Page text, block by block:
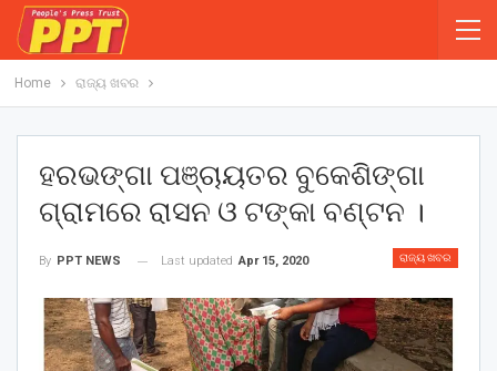
Home ରାଜ୍ୟ ଖବର
ହରଭଙ୍ଗା ପଞ୍ଚାୟତର ବୁକେଶିଙ୍ଗା
ଗ୍ରାମରେ ରାସନ ଓ ଟଙ୍କା ବଣ୍ଟନ ।
ରାଜ୍ୟ ଖବର
By PPT NEWS Last updated Apr 15, 2020